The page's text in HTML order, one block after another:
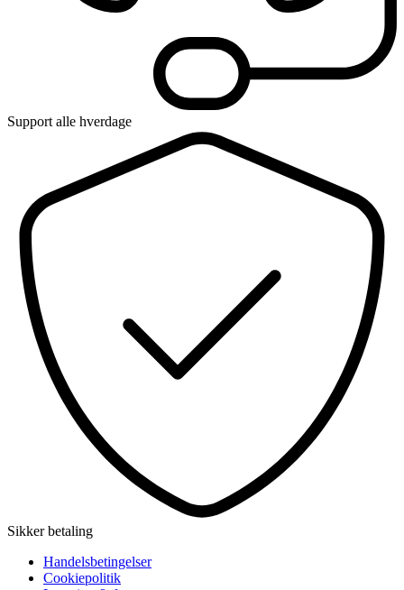
Support alle hverdage
Sikker betaling
Handelsbetingelser
Cookiepolitik